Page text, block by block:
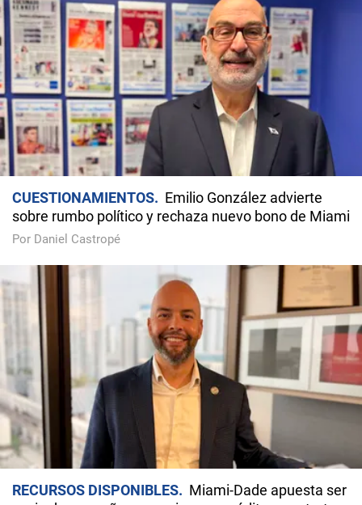
CUESTIONAMIENTOS
Emilio González advierte
sobre rumbo político y rechaza nuevo bono de Miami
Por Daniel Castropé
RECURSOS DISPONIBLES
Miami-Dade apuesta ser